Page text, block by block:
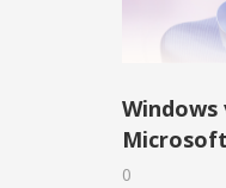
Windows
0